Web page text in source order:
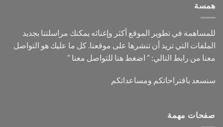
همسة
للمساهمة في تطوير الموقع أكثر وإغنائه يمكنك مراسلتنا بجديد
الملفات التي تريد أن تنشرها على موقعنا. كل ما عليك هو التواصل
معنا من رابط التالي: ” اضغط هنا للتواصل معنا ”
سنسعد باقتراحاتكم ومساعداتكم
صفحات مهمة